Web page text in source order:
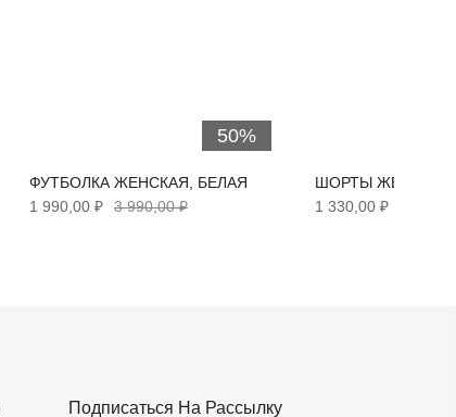
50%
ФУТБОЛКА ЖЕНСКАЯ, БЕЛАЯ
1 990,00 ₽
3 990,00 ₽
ШОРТЫ
1 330,00 ₽
Подписаться На Рассылку